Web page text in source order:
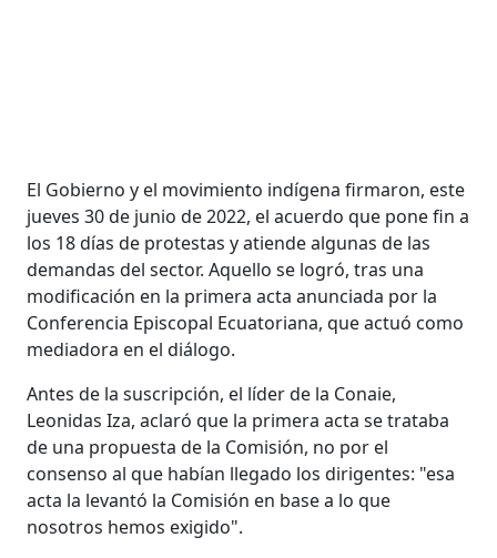
El Gobierno y el movimiento indígena firmaron, este
jueves 30 de junio de 2022, el acuerdo que pone fin a
los 18 días de protestas y atiende algunas de las
demandas del sector. Aquello se logró, tras una
modificación en la primera acta anunciada por la
Conferencia Episcopal Ecuatoriana, que actuó como
mediadora en el diálogo.
Antes de la suscripción, el líder de la Conaie,
Leonidas Iza, aclaró que la primera acta se trataba
de una propuesta de la Comisión, no por el
consenso al que habían llegado los dirigentes: "esa
acta la levantó la Comisión en base a lo que
nosotros hemos exigido".